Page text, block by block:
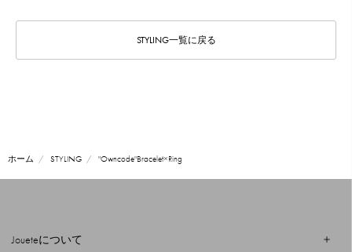
STYLING一覧に戻る
ホーム STYLING "Owncode"Bracelet×Ring
Joueteについて